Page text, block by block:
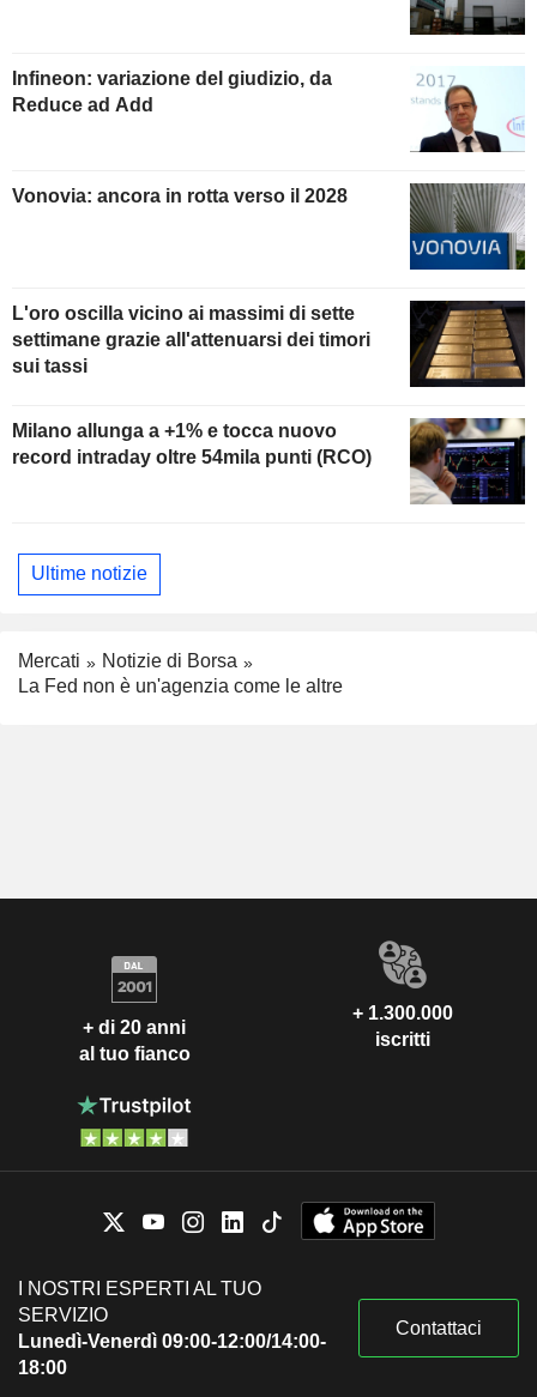
Infineon: variazione del giudizio, da
Reduce ad Add
Vonovia: ancora in rotta verso il 2028
L'oro oscilla vicino ai massimi di sette
settimane grazie all'attenuarsi dei timori
sui tassi
Milano allunga a +1% e tocca nuovo
record intraday oltre 54mila punti (RCO)
Ultime notizie
Mercati
Notizie di Borsa
La Fed non è un'agenzia come le altre
+ di 20 anni
al tuo fianco
+ 1.300.000
iscritti
I NOSTRI ESPERTI AL TUO
SERVIZIO
Lunedì-Venerdì 09:00-12:00/14:00-
18:00
Contattaci